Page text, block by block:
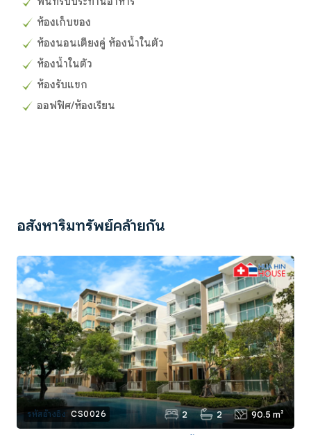
ห้องเก็บของ
ห้องนอนเตียงคู่ ห้องน้ำในตัว
ห้องน้ำในตัว
ห้องรับแขก
ออฟฟิศ/ห้องเรียน
อสังหาริมทรัพย์คล้ายกัน
รหัสอ้างอิง: CS0026 2 2 90.5 m²